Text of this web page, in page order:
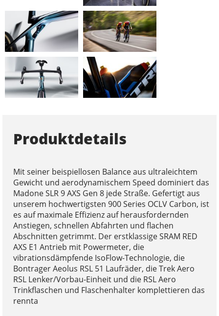
Produktdetails
Mit seiner beispiellosen Balance aus ultraleichtem
Gewicht und aerodynamischem Speed dominiert das
Madone SLR 9 AXS Gen 8 jede Straße. Gefertigt aus
unserem hochwertigsten 900 Series OCLV Carbon, ist
es auf maximale Effizienz auf herausfordernden
Anstiegen, schnellen Abfahrten und flachen
Abschnitten getrimmt. Der erstklassige SRAM RED
AXS E1 Antrieb mit Powermeter, die
vibrationsdämpfende IsoFlow-Technologie, die
Bontrager Aeolus RSL 51 Laufräder, die Trek Aero
RSL Lenker/Vorbau-Einheit und die RSL Aero
Trinkflaschen und Flaschenhalter komplettieren das
rennta